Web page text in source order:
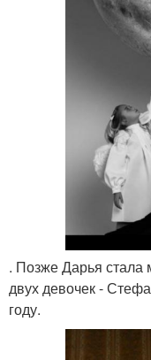
. Позже Дарья стала
двух девочек -
году.